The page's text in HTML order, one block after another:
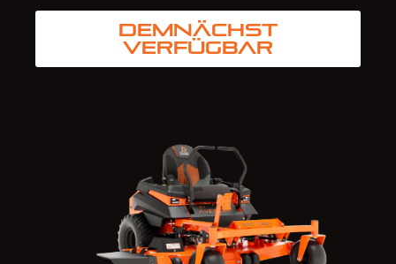
Demnächst
verfügbar